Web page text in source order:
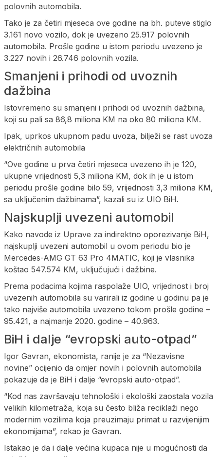
polovnih automobila.
Tako je za četiri mjeseca ove godine na bh. puteve stiglo
3.161 novo vozilo, dok je uvezeno 25.917 polovnih
automobila. Prošle godine u istom periodu uvezeno je
3.227 novih i 26.746 polovnih vozila.
Smanjeni i prihodi od uvoznih
dažbina
Istovremeno su smanjeni i prihodi od uvoznih dažbina,
koji su pali sa 86,8 miliona KM na oko 80 miliona KM.
Ipak, uprkos ukupnom padu uvoza, bilježi se rast uvoza
električnih automobila
“Ove godine u prva četiri mjeseca uvezeno ih je 120,
ukupne vrijednosti 5,3 miliona KM, dok ih je u istom
periodu prošle godine bilo 59, vrijednosti 3,3 miliona KM,
sa uključenim dažbinama”, kazali su iz UIO BiH.
Najskuplji uvezeni automobil
Kako navode iz Uprave za indirektno oporezivanje BiH,
najskuplji uvezeni automobil u ovom periodu bio je
Mercedes-AMG GT 63 Pro 4MATIC, koji je vlasnika
koštao 547.574 KM, uključujući i dažbine.
Prema podacima kojima raspolaže UIO, vrijednost i broj
uvezenih automobila su varirali iz godine u godinu pa je
tako najviše automobila uvezeno tokom prošle godine –
95.421, a najmanje 2020. godine – 40.963.
BiH i dalje “evropski auto-otpad”
Igor Gavran, ekonomista, ranije je za “Nezavisne
novine” ocijenio da omjer novih i polovnih automobila
pokazuje da je BiH i dalje “evropski auto-otpad”.
“Kod nas završavaju tehnološki i ekološki zaostala vozila
velikih kilometraža, koja su često bliža reciklaži nego
modernim vozilima koja preuzimaju primat u razvijenijim
ekonomijama”, rekao je Gavran.
Istakao je da i dalje većina kupaca nije u mogućnosti da